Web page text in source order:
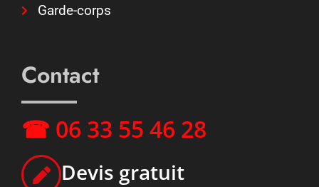
Garde-corps
Contact
☎ 06 33 55 46 28
Devis gratuit